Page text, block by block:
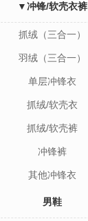
▼冲锋/软壳衣裤
抓绒（三合一）
羽绒（三合一）
单层冲锋衣
抓绒/软壳衣
抓绒/软壳裤
冲锋裤
其他冲锋衣
男鞋